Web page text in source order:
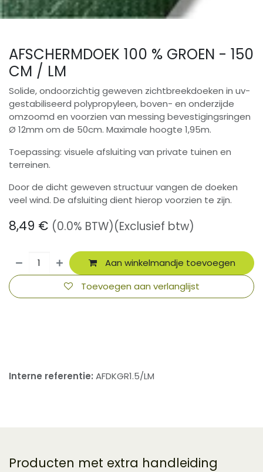
AFSCHERMDOEK 100 % GROEN - 150
CM / LM
Solide, ondoorzichtig geweven zichtbreekdoeken in uv-
gestabiliseerd polypropyleen, boven- en onderzijde
omzoomd en voorzien van messing bevestigingsringen
Ø 12mm om de 50cm. Maximale hoogte 1,95m.
Toepassing: visuele afsluiting van private tuinen en
terreinen.
Door de dicht geweven structuur vangen de doeken
veel wind. De afsluiting dient hierop voorzien te zijn.
8,49 € (0.0% BTW)(Exclusief btw)
Aan winkelmandje toevoegen
Toevoegen aan verlanglijst
Interne referentie: AFDKGR1.5/LM
Producten met extra handleiding